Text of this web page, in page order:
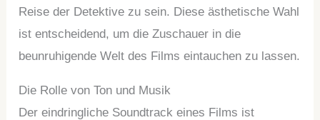
Reise der Detektive zu sein. Diese ästhetische Wahl
ist entscheidend, um die Zuschauer in die
beunruhigende Welt des Films eintauchen zu lassen.
Die Rolle von Ton und Musik
Der eindringliche Soundtrack eines Films ist